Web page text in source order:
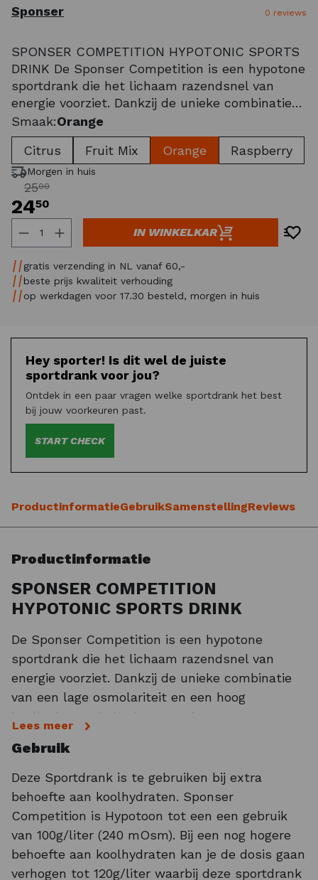
Sponser
Gemiddelde
0 reviews
SPONSER COMPETITION HYPOTONIC SPORTS
DRINK De Sponser Competition is een hypotone
sportdrank die het lichaam razendsnel van
energie voorziet. Dankzij de unieke combinatie
van een lage osmolariteit en een hoog
koolhydraatgehalte is er sprake van een
optimale hydratatie tijdens de inspanning. De
sport
Smaak:Orange
Citrus
Fruit Mix Orange Raspberry
Morgen in huis
2500
2450
Producthoeveelheid: Voer de
IN WINKELKAR
gratis verzending in NL vanaf 60,-
beste prijs kwaliteit verhouding
op werkdagen voor 17.30 besteld, morgen in huis
Hey sporter! Is dit wel de juiste
sportdrank voor jou?
Ontdek in een paar vragen welke sportdrank het best
bij jouw voorkeuren past.
START CHECK
ProductinformatieGebruikSamenstellingReviews
Productinformatie
SPONSER COMPETITION
HYPOTONIC SPORTS DRINK
De Sponser Competition is een hypotone
sportdrank die het lichaam razendsnel van
energie voorziet. Dankzij de unieke combinatie
van een lage osmolariteit en een hoog
koolhydraatgehalte is er sprake van een
optimale hydratatie tijdens de inspanning. De
sportdrank wordt snel opgenomen door het
lichaam en levert dan ook sneller energie af
dan een isotone sportdrank. De sportdrank richt
zich op het essentiële van een sportdrank,
namelijk een optimale hydratatie bij een
maximale energiedichtheid. Dit is mogelijk
dankzij de unieke combinatie van een
Lees meer
Gebruik
Deze Sportdrank is te gebruiken bij extra
behoefte aan koolhydraten. Sponser
Competition is Hypotoon tot een een gebruik
van 100g/liter (240 mOsm). Bij een nog hogere
behoefte aan koolhydraten kan je de dosis gaan
verhogen tot 120g/liter waarbij deze sportdrank